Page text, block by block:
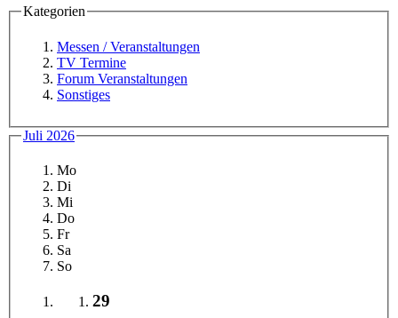
Kategorien
Messen / Veranstaltungen
TV Termine
Forum Veranstaltungen
Sonstiges
Juli 2026
Mo
Di
Mi
Do
Fr
Sa
So
29